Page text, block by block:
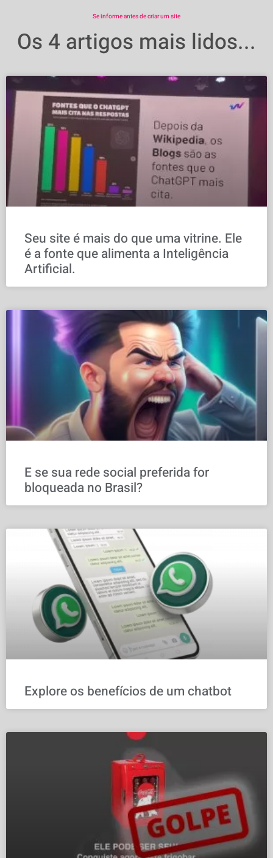
Se informe antes de criar um site
Os 4 artigos mais lidos...
Seu site é mais do que uma vitrine. Ele
é a fonte que alimenta a Inteligência
Artificial.
E se sua rede social preferida for
bloqueada no Brasil?
Explore os benefícios de um chatbot